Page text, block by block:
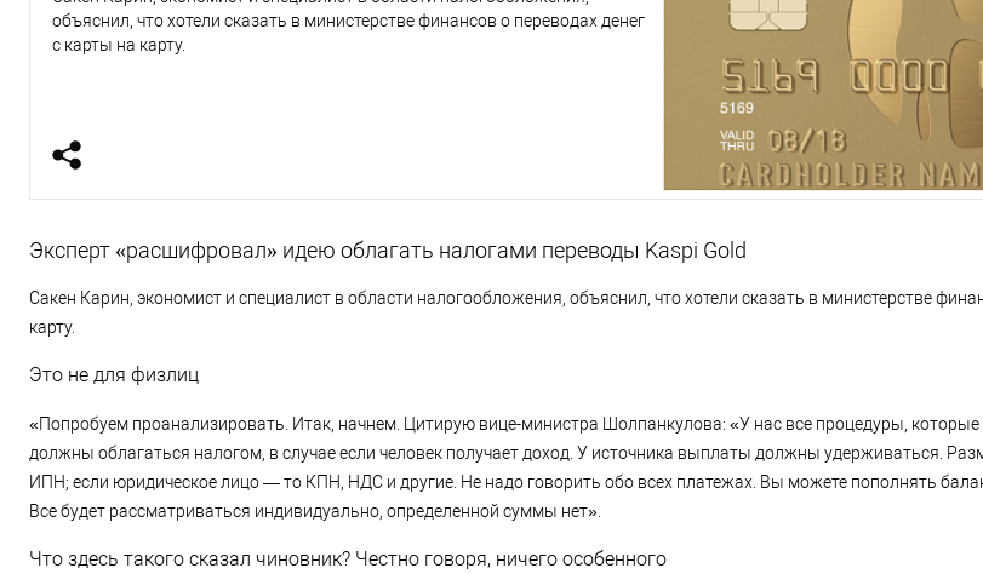
объяснил, что хотели сказать в министерстве финансов о переводах денег
с карты на карту.
Эксперт «расшифровал» идею облагать налогами переводы Kaspi Gold
Сакен Карин, экономист и специалист в области налогообложения, объяснил, что хотели сказать в министерстве
карту.
Это не для физлиц
«Попробуем проанализировать. Итак, начнем. Цитирую вице-министра Шолпанкулова: «У нас все процедуры, которые
должны облагаться налогом, в случае если человек получает доход. У источника выплаты должны удерживаться.
ИПН; если юридическое лицо — то КПН, НДС и другие. Не надо говорить обо всех платежах. Вы можете пополнять
Все будет рассматриваться индивидуально, определенной суммы нет».
Что здесь такого сказал чиновник? Честно говоря, ничего особенного